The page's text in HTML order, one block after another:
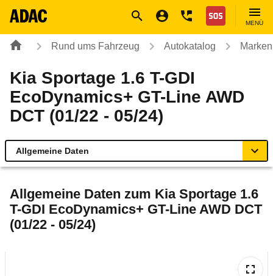
Nothilfe
MENÜ
Rund ums Fahrzeug Autokatalog
Kia Sportage 1.6 T-GDI
EcoDynamics+ GT-Line AWD
DCT (01/22 - 05/24)
Allgemeine Daten
Technische Daten
Allgemeine Daten zum Kia Sportage 1.6
T-GDI EcoDynamics+ GT-Line AWD DCT
(01/22 - 05/24)